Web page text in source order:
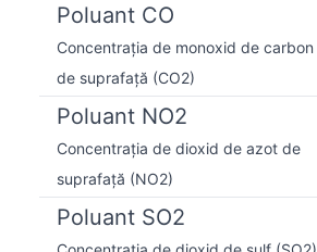
Poluant CO
Concentrația de monoxid de carbon
de suprafață (CO2)
Poluant NO2
Concentrația de dioxid de azot de
suprafață (NO2)
Poluant SO2